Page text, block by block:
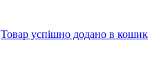
Товар успішно додано в кошик